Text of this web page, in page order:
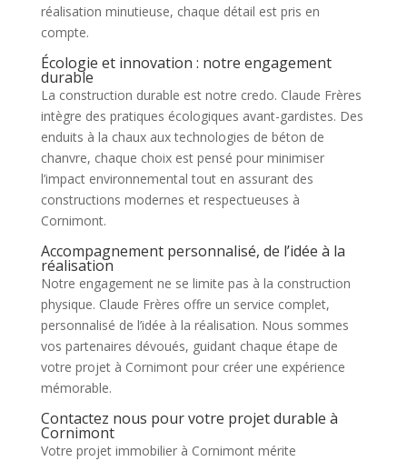
réalisation minutieuse, chaque détail est pris en
compte.
Écologie et innovation : notre engagement
durable
La construction durable est notre credo. Claude Frères
intègre des pratiques écologiques avant-gardistes. Des
enduits à la chaux aux technologies de béton de
chanvre, chaque choix est pensé pour minimiser
l’impact environnemental tout en assurant des
constructions modernes et respectueuses à
Cornimont.
Accompagnement personnalisé, de l’idée à la
réalisation
Notre engagement ne se limite pas à la construction
physique. Claude Frères offre un service complet,
personnalisé de l’idée à la réalisation. Nous sommes
vos partenaires dévoués, guidant chaque étape de
votre projet à Cornimont pour créer une expérience
mémorable.
Contactez nous pour votre projet durable à
Cornimont
Votre projet immobilier à Cornimont mérite